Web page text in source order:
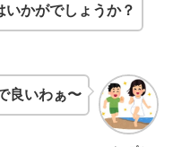
かがでしょうか？
良いわぁ〜